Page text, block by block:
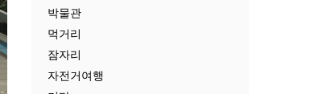
박물관
먹거리
잠자리
자전거여행